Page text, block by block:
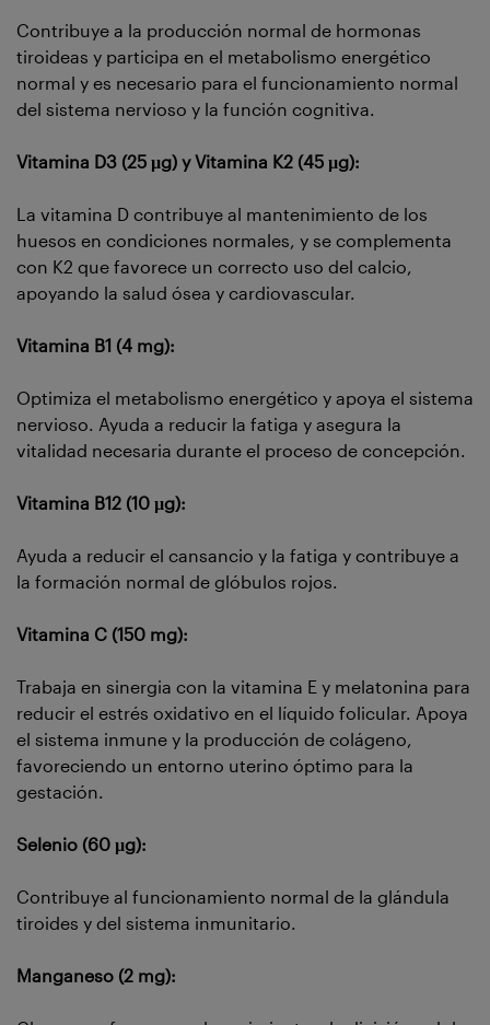
Contribuye a la producción normal de hormonas
tiroideas y participa en el metabolismo energético
normal y es necesario para el funcionamiento normal
del sistema nervioso y la función cognitiva.
Vitamina D3 (25 µg) y Vitamina K2 (45 µg):
La vitamina D contribuye al mantenimiento de los
huesos en condiciones normales, y se complementa
con K2 que favorece un correcto uso del calcio,
apoyando la salud ósea y cardiovascular.
Vitamina B1 (4 mg):
Optimiza el metabolismo energético y apoya el sistema
nervioso. Ayuda a reducir la fatiga y asegura la
vitalidad necesaria durante el proceso de concepción.
Vitamina B12 (10 µg):
Ayuda a reducir el cansancio y la fatiga y contribuye a
la formación normal de glóbulos rojos.
Vitamina C (150 mg):
Trabaja en sinergia con la vitamina E y melatonina para
reducir el estrés oxidativo en el líquido folicular. Apoya
el sistema inmune y la producción de colágeno,
favoreciendo un entorno uterino óptimo para la
gestación.
Selenio (60 µg):
Contribuye al funcionamiento normal de la glándula
tiroides y del sistema inmunitario.
Manganeso (2 mg):